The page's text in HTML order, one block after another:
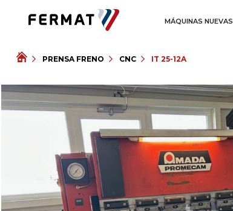
MÁQUINAS NUEVAS
PRENSA FRENO CNC IT 25-12A